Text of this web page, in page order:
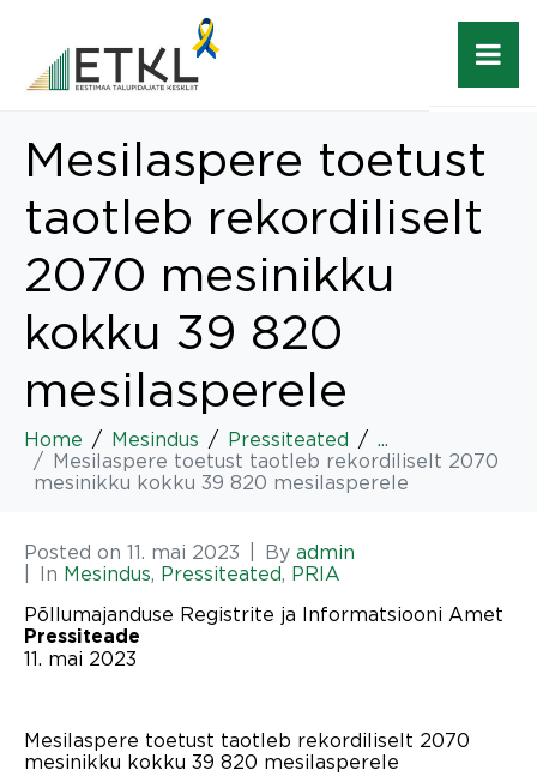
Mesilaspere toetust
taotleb rekordiliselt
2070 mesinikku
kokku 39 820
mesilasperele
Home Mesindus Pressiteated
...
Mesilaspere toetust taotleb rekordiliselt 2070
mesinikku kokku 39 820 mesilasperele
Posted on 11. mai 2023 By admin
In Mesindus, Pressiteated, PRIA
Põllumajanduse Registrite ja Informatsiooni Amet
Pressiteade
11. mai 2023
Mesilaspere toetust taotleb rekordiliselt 2070
mesinikku kokku 39 820 mesilasperele